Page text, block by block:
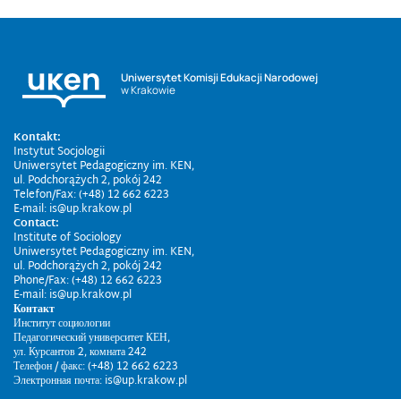
Uniwersytet Komisji Edukacji Narodowej
w Krakowie
Kontakt:
Instytut Socjologii
Uniwersytet Pedagogiczny im. KEN,
ul. Podchorążych 2, pokój 242
Telefon/Fax: (+48) 12 662 6223
E-mail: is@up.krakow.pl
Contact:
Institute of Sociology
Uniwersytet Pedagogiczny im. KEN,
ul. Podchorążych 2, pokój 242
Phone/Fax: (+48) 12 662 6223
E-mail: is@up.krakow.pl
Контакт
Институт социологии
Педагогический университет КЕН,
ул. Курсантов 2, комната 242
Телефон / факс: (+48) 12 662 6223
Электронная почта: is@up.krakow.pl